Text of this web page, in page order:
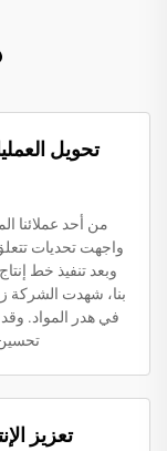
تحويل
من أحد عملائنا
واجهت تحديات
وبعد تنفيذ خط
في هدر المواد. وقد
تحسين
تعزيز